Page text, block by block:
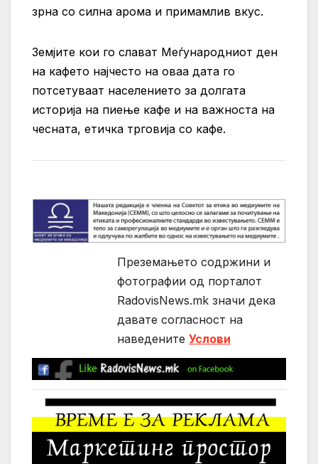
зрна со силна арома и примамлив вкус.
Земјите кои го слават Меѓународниот ден
на кафето најчесто на оваа дата го
потсетуваат населението за долгата
историја на пиење кафе и на важноста на
чесната, етичка трговија со кафе.
Преземањето содржини и
фотографии од порталот
RadovisNews.mk значи дека
давате согласност на
нaведените Услови